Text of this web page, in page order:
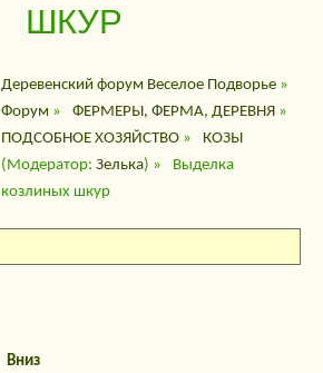
ШКУР
Деревенский форум Веселое Подворье»
Форум » ФЕРМЕРЫ, ФЕРМА, ДЕРЕВНЯ »
ПОДСОБНОЕ ХОЗЯЙСТВО»
КОЗЫ
(Модератор: Зелька) »
Выделка
козлиных шкур
Вниз